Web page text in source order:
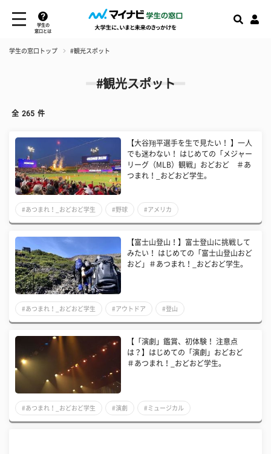
学生の
窓口とは
学生の窓口トップ #観光スポット
#観光スポット
全 265 件
【大谷翔平選手を生で見たい！ 】一人
でも迷わない！ はじめての「メジャー
リーグ（MLB）観戦」おどおど ＃あ
つまれ！_おどおど学生。
#あつまれ！_おどおど学生 #野球 #アメリカ
【富士山登山！】富士登山に挑戦して
みたい！ はじめての「富士山登山おど
おど」＃あつまれ！_おどおど学生。
#あつまれ！_おどおど学生 #アウトドア #登山
【「演劇」鑑賞、初体験！ 注意点
は？】はじめての「演劇」おどおど
＃あつまれ！_おどおど学生。
#あつまれ！_おどおど学生 #演劇 #ミュージカル